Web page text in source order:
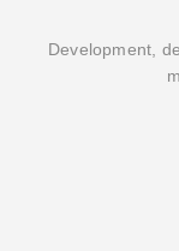
Development,